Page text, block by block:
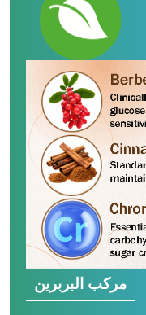
مركب البربرين